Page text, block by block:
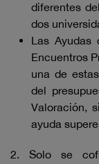
diferentes
dos
Las Ayudas
Encuentros
una de
del
Valoración,
ayuda
2. Solo se